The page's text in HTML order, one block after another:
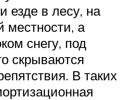
езде в лесу, на
местности, а
снегу, под
скрываются
В таких